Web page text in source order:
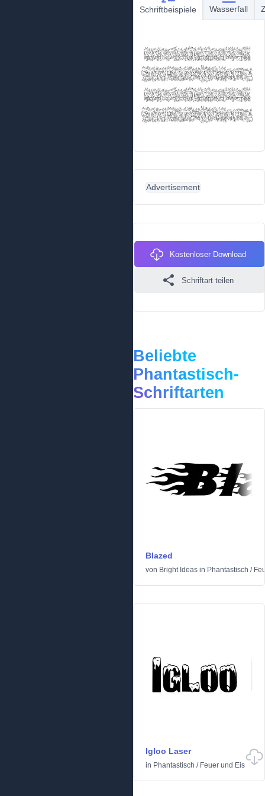
Schriftbeispiele Wasserfall
Advertisement
Kostenloser Download
Schriftart teilen
Beliebte
Phantastisch-
Schriftarten
Blazed
von Bright Ideas in Phantastisch /
Igloo Laser
in Phantastisch / Feuer und Eis